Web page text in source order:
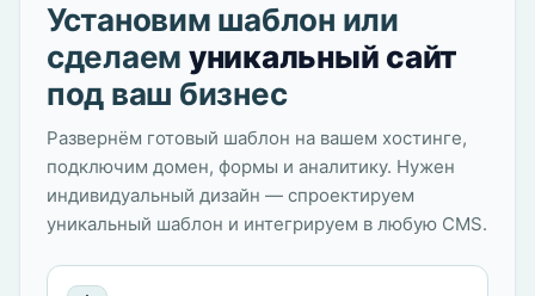
Установим шаблон или
сделаем уникальный сайт
под ваш бизнес
Развернём готовый шаблон на вашем хостинге,
подключим домен, формы и аналитику. Нужен
индивидуальный дизайн — спроектируем
уникальный шаблон и интегрируем в любую CMS.